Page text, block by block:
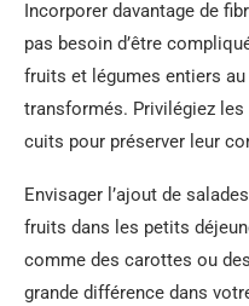
Incorporer davantage de
pas besoin d’être
fruits et légumes entiers
transformés. Privilégiez
cuits pour préserver leur
Envisager l’ajout de
fruits dans les petits
comme des carottes ou
grande différence dans